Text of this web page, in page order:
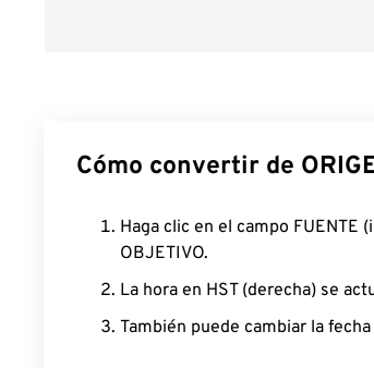
Cómo convertir de
Haga clic en el campo FUENTE
OBJETIVO.
La hora en HST (derecha) se
También puede cambiar la